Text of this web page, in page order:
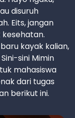
disuruh
Eits, jangan
kayak kalian,
sini Mimin
mahasiswa
dari tugas
berikut ini.